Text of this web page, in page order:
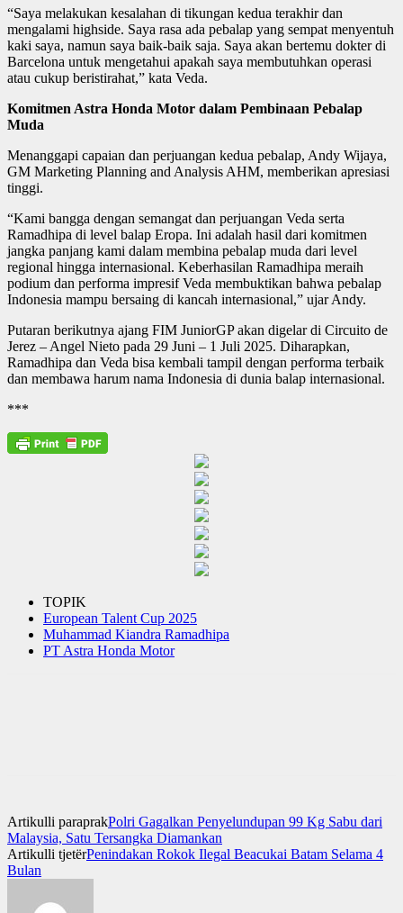
“Saya melakukan kesalahan di tikungan kedua terakhir dan
mengalami highside. Saya rasa ada pebalap yang sempat menyentuh
kaki saya, namun saya baik-baik saja. Saya akan bertemu dokter di
Barcelona untuk mengetahui apakah saya membutuhkan operasi
atau cukup beristirahat,” kata Veda.
Komitmen Astra Honda Motor dalam Pembinaan Pebalap
Muda
Menanggapi capaian dan perjuangan kedua pebalap, Andy Wijaya,
GM Marketing Planning and Analysis AHM, memberikan apresiasi
tinggi.
“Kami bangga dengan semangat dan perjuangan Veda serta
Ramadhipa di level balap Eropa. Ini adalah hasil dari komitmen
jangka panjang kami dalam membina pebalap muda dari level
regional hingga internasional. Keberhasilan Ramadhipa meraih
podium dan performa impresif Veda membuktikan bahwa pebalap
Indonesia mampu bersaing di kancah internasional,” ujar Andy.
Putaran berikutnya ajang FIM JuniorGP akan digelar di Circuito de
Jerez – Angel Nieto pada 29 Juni – 1 Juli 2025. Diharapkan,
Ramadhipa dan Veda bisa kembali tampil dengan performa terbaik
dan membawa harum nama Indonesia di dunia balap internasional.
***
TOPIK
European Talent Cup 2025
Muhammad Kiandra Ramadhipa
PT Astra Honda Motor
Artikulli paraprakPolri Gagalkan Penyelundupan 99 Kg Sabu dari
Malaysia, Satu Tersangka Diamankan
Artikulli tjetërPenindakan Rokok Ilegal Beacukai Batam Selama 4
Bulan